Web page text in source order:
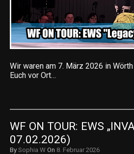
Wir waren am 7. März 2026 in
Euch vor Ort…
WF ON TOUR: EWS
07.02.2026)
By Sophia W On 8. Februar 2026